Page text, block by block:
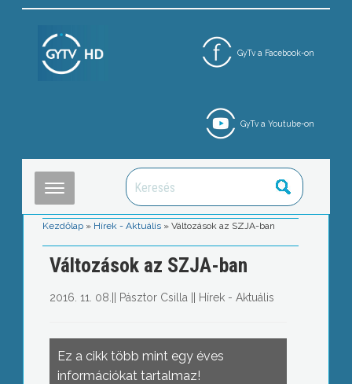
GyTv a Facebook-on
GyTv a Youtube-on
Kezdőlap » Hírek - Aktuális »Változások az SZJA-ban
Változások az SZJA-ban
2016. 11. 08. Pásztor Csilla Hírek - Aktuális
Ez a cikk több mint egy éves
információkat tartalmaz!